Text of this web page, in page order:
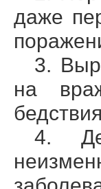
даже
3.
на
4.